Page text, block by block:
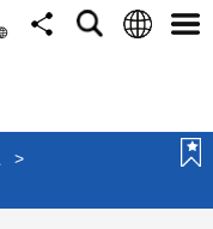
分
搜
語
選
>